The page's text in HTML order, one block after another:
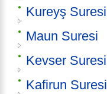
Kureyş Suresi
Maun Suresi
Kevser Suresi
Kafirun Suresi